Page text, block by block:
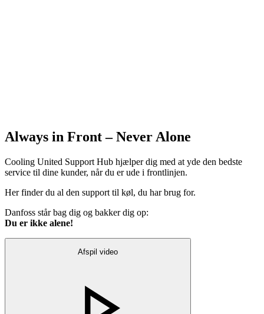
Always in Front – Never Alone
Cooling United Support Hub hjælper dig med at yde den bedste
service til dine kunder, når du er ude i frontlinjen.
Her finder du al den support til køl, du har brug for.
Danfoss står bag dig og bakker dig op:
Du er ikke alene!
Afspil video